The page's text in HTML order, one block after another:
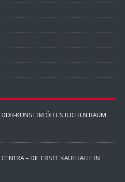
DDR-KUNST IM ÖFFENTLICHEN RAUM
CENTRA – DIE ERSTE KAUFHALLE IN